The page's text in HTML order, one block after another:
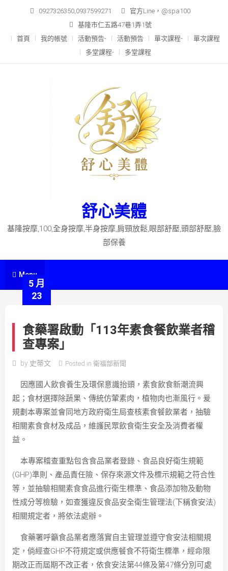
content
0927326350,0937599271
官方Line，@spa100
基隆市仁五路47巷1弄1號
首頁
我的帳號 活動預告- 活動預告 單次課程-
單次課程
多堂課程-
多堂課程
舒心美體
基隆按摩,100,全身按摩,半身按摩,肩頸放鬆,眼部舒壓,頭部舒壓,臉
部保養
Menu
5 月
23
食藥署啟動「113年素食餐飲業者稽
查專案」
by 史蒂文 Posted in 衛福部新聞
因應國人飲食養生及環保意識抬頭，素食飲食新潮流興
起；食材選擇除蔬果、傳統仿葷素肉，植物肉也漸風行。爰
規劃本專案並會同地方政府衛生局查核素食餐飲業者，抽驗
相關素食食材及成品，維護民眾飲食衛生安全及消費者權
益。
本專案稽查重點包含食品業者登錄、食品良好衛生規範
(GHP)準則、產品責任險、保存來源文件及標示規範之符合性
等，並抽驗相關素食食品進行衛生標準、食品添加物及動物
性成分等檢驗，如查獲違反食品安全衛生管理法(下稱食安法)
相關規定者，將依法處辦。
食藥署呼籲食品業者應落實自主管理並遵守食安法相關規
定，倘經查GHP不符規定或供應餐食不符衛生標準，經命限
期改正而屆期不改正者，依食安法第44條及第47條分別可處